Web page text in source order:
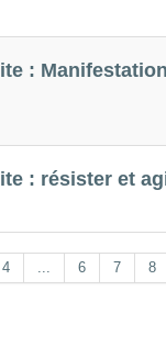
:
: résister et
4 ... 6 7 8